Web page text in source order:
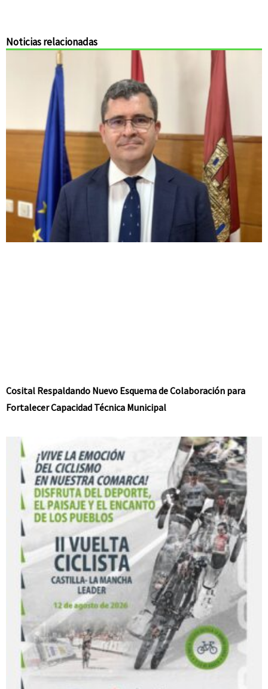
Noticias relacionadas
Cosital Respaldando Nuevo Esquema de Colaboración para
Fortalecer Capacidad Técnica Municipal